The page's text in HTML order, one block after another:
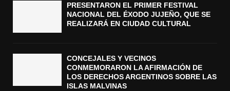
PRESENTARON EL PRIMER FESTIVAL
NACIONAL DEL ÉXODO JUJEÑO, QUE SE
REALIZARÁ EN CIUDAD CULTURAL
CONCEJALES Y VECINOS
CONMEMORARON LA AFIRMACIÓN DE
LOS DERECHOS ARGENTINOS SOBRE LAS
ISLAS MALVINAS